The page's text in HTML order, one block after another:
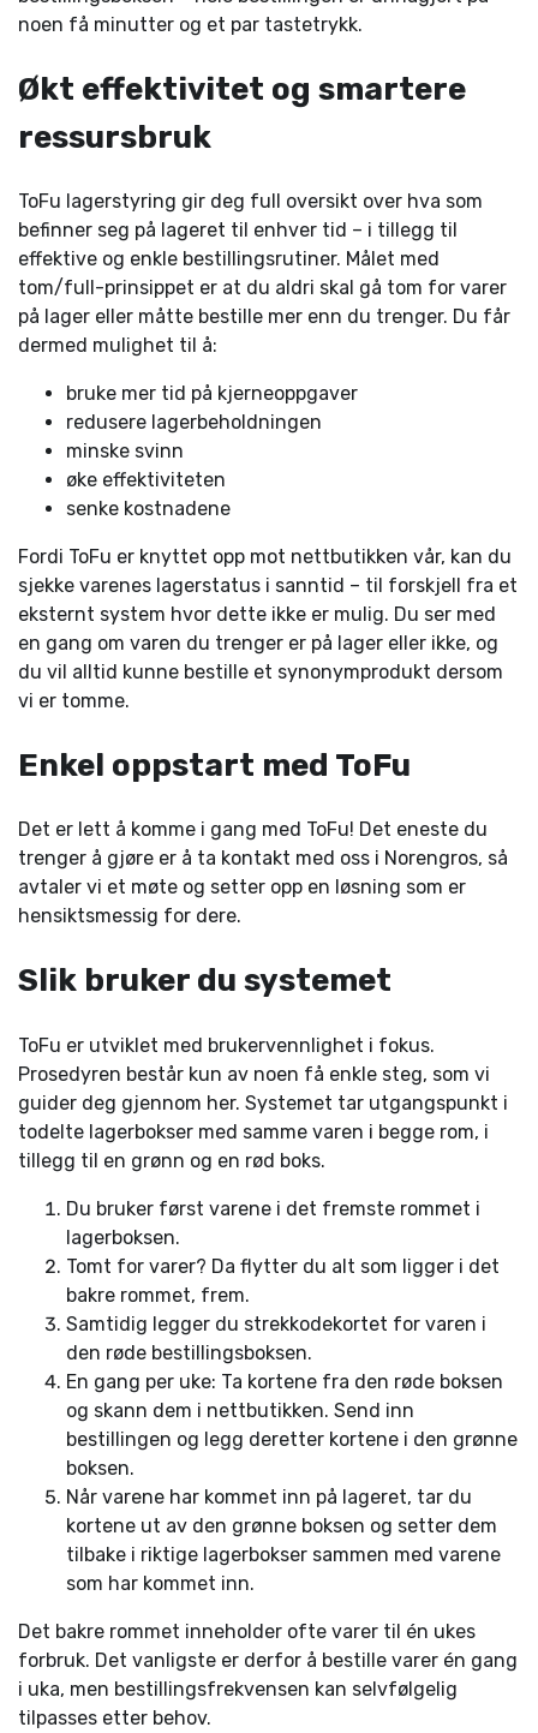
noen få minutter og et par tastetrykk.
Økt effektivitet og smartere
ressursbruk
ToFu lagerstyring gir deg full oversikt over hva som
befinner seg på lageret til enhver tid – i tillegg til
effektive og enkle bestillingsrutiner. Målet med
tom/full-prinsippet er at du aldri skal gå tom for varer
på lager eller måtte bestille mer enn du trenger. Du får
dermed mulighet til å:
bruke mer tid på kjerneoppgaver
redusere lagerbeholdningen
minske svinn
øke effektiviteten
senke kostnadene
Fordi ToFu er knyttet opp mot nettbutikken vår, kan du
sjekke varenes lagerstatus i sanntid – til forskjell fra et
eksternt system hvor dette ikke er mulig. Du ser med
en gang om varen du trenger er på lager eller ikke, og
du vil alltid kunne bestille et synonymprodukt dersom
vi er tomme.
Enkel oppstart med ToFu
Det er lett å komme i gang med ToFu! Det eneste du
trenger å gjøre er å ta kontakt med oss i Norengros, så
avtaler vi et møte og setter opp en løsning som er
hensiktsmessig for dere.
Slik bruker du systemet
ToFu er utviklet med brukervennlighet i fokus.
Prosedyren består kun av noen få enkle steg, som vi
guider deg gjennom her. Systemet tar utgangspunkt i
todelte lagerbokser med samme varen i begge rom, i
tillegg til en grønn og en rød boks.
Du bruker først varene i det fremste rommet i
lagerboksen.
Tomt for varer? Da flytter du alt som ligger i det
bakre rommet, frem.
Samtidig legger du strekkodekortet for varen i
den røde bestillingsboksen.
En gang per uke: Ta kortene fra den røde boksen
og skann dem i nettbutikken. Send inn
bestillingen og legg deretter kortene i den grønne
boksen.
Når varene har kommet inn på lageret, tar du
kortene ut av den grønne boksen og setter dem
tilbake i riktige lagerbokser sammen med varene
som har kommet inn.
Det bakre rommet inneholder ofte varer til én ukes
forbruk. Det vanligste er derfor å bestille varer én gang
i uka, men bestillingsfrekvensen kan selvfølgelig
tilpasses etter behov.